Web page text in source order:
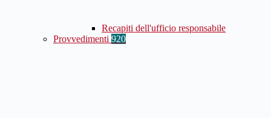
Recapiti dell'ufficio responsabile
Provvedimenti 920